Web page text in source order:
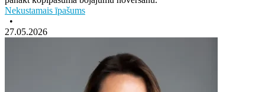
Nekustamais īpašums
•
27.05.2026